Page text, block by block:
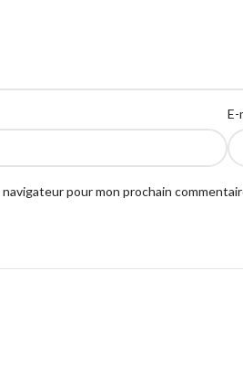
E-
pour mon prochain